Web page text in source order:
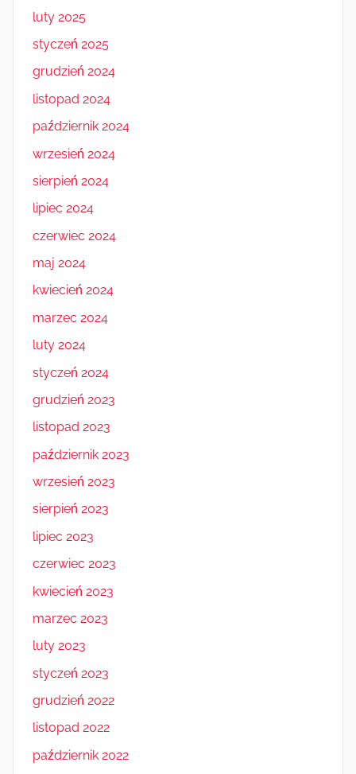
luty 2025
styczeń 2025
grudzień 2024
listopad 2024
październik 2024
wrzesień 2024
sierpień 2024
lipiec 2024
czerwiec 2024
maj 2024
kwiecień 2024
marzec 2024
luty 2024
styczeń 2024
grudzień 2023
listopad 2023
październik 2023
wrzesień 2023
sierpień 2023
lipiec 2023
czerwiec 2023
kwiecień 2023
marzec 2023
luty 2023
styczeń 2023
grudzień 2022
listopad 2022
październik 2022